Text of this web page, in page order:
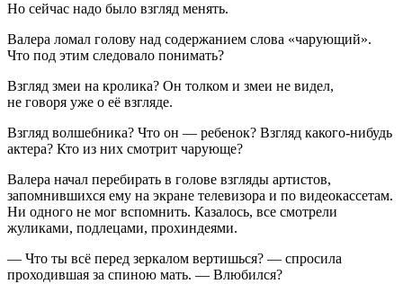
Но сейчас надо было взгляд менять.
Валера ломал голову над содержанием слова «чарующий».
Что под этим следовало понимать?
Взгляд змеи на кролика? Он толком и змеи не видел,
не говоря уже о её взгляде.
Взгляд волшебника? Что он — ребенок? Взгляд какого-нибудь
актера? Кто из них смотрит чарующе?
Валера начал перебирать в голове взгляды артистов,
запомнившихся ему на экране телевизора и по видеокассетам.
Ни одного не мог вспомнить. Казалось, все смотрели
жуликами, подлецами, прохиндеями.
— Что ты всё перед зеркалом вертишься? — спросила
проходившая за спиною мать. — Влюбился?